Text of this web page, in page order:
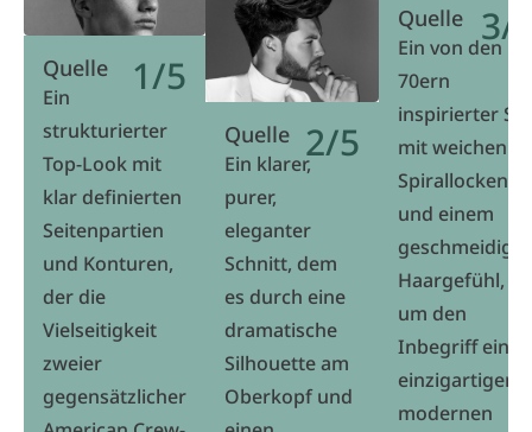
1/5
Quelle
Ein
strukturierter
Top-Look mit
klar definierten
Seitenpartien
und Konturen,
der die
Vielseitigkeit
zweier
gegensätzlicher
2/5
Quelle
Ein klarer,
purer,
eleganter
Schnitt, dem
es durch eine
dramatische
Silhouette am
Oberkopf und
3/
Quelle
Ein von den
70ern
inspirierter Stil
mit weichen
Spirallocken
und einem
Haargefühl,
um den
Inbegriff eines
einzigartigen
modernen